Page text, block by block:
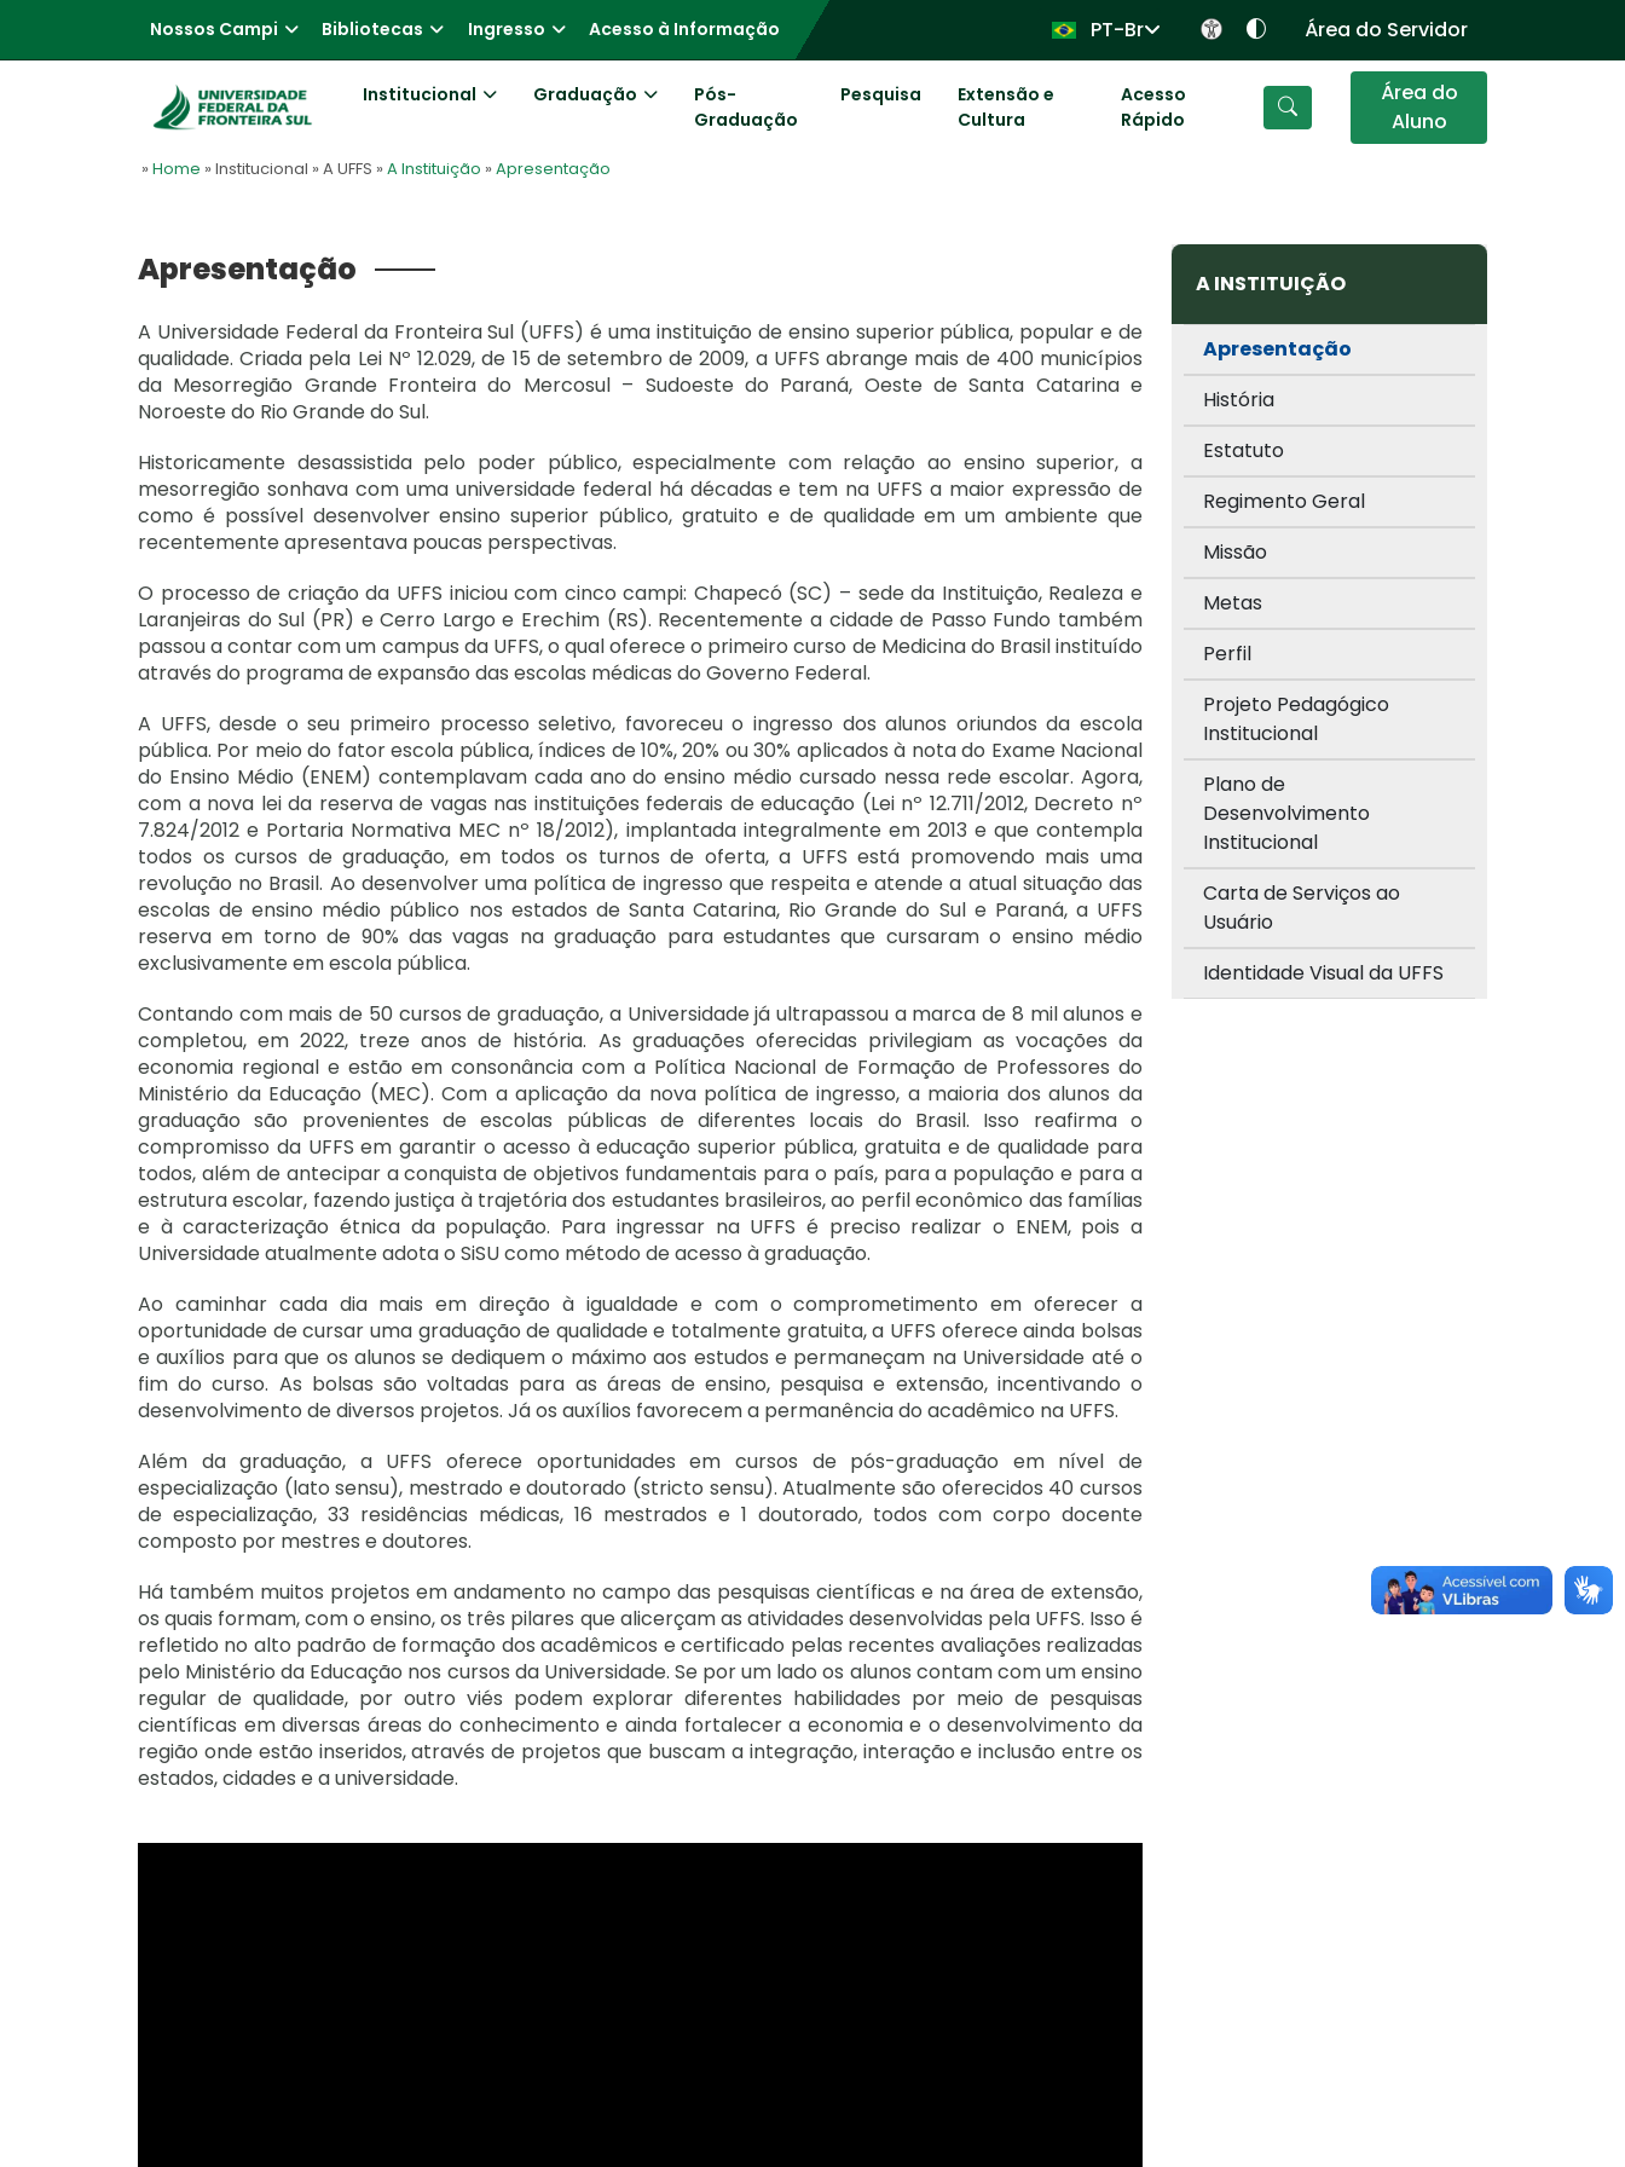
Nossos Campi Bibliotecas Ingresso Acesso à Informação PT-Br Área do Servidor
Institucional Graduação
Pós-
Graduação
Pesquisa
Extensão e
Cultura
Acesso
Rápido
Área do
Aluno
» Home » Institucional » A UFFS » A Instituição » Apresentação
Apresentação
A Universidade Federal da Fronteira Sul (UFFS) é uma instituição de ensino superior pública, popular e de
qualidade. Criada pela Lei Nº 12.029, de 15 de setembro de 2009, a UFFS abrange mais de 400 municípios
da Mesorregião Grande Fronteira do Mercosul – Sudoeste do Paraná, Oeste de Santa Catarina e
Noroeste do Rio Grande do Sul.
Historicamente desassistida pelo poder público, especialmente com relação ao ensino superior, a
mesorregião sonhava com uma universidade federal há décadas e tem na UFFS a maior expressão de
como é possível desenvolver ensino superior público, gratuito e de qualidade em um ambiente que
recentemente apresentava poucas perspectivas.
O processo de criação da UFFS iniciou com cinco campi: Chapecó (SC) – sede da Instituição, Realeza e
Laranjeiras do Sul (PR) e Cerro Largo e Erechim (RS). Recentemente a cidade de Passo Fundo também
passou a contar com um campus da UFFS, o qual oferece o primeiro curso de Medicina do Brasil instituído
através do programa de expansão das escolas médicas do Governo Federal.
A UFFS, desde o seu primeiro processo seletivo, favoreceu o ingresso dos alunos oriundos da escola
pública. Por meio do fator escola pública, índices de 10%, 20% ou 30% aplicados à nota do Exame Nacional
do Ensino Médio (ENEM) contemplavam cada ano do ensino médio cursado nessa rede escolar. Agora,
com a nova lei da reserva de vagas nas instituições federais de educação (Lei nº 12.711/2012, Decreto nº
7.824/2012 e Portaria Normativa MEC nº 18/2012), implantada integralmente em 2013 e que contempla
todos os cursos de graduação, em todos os turnos de oferta, a UFFS está promovendo mais uma
revolução no Brasil. Ao desenvolver uma política de ingresso que respeita e atende a atual situação das
escolas de ensino médio público nos estados de Santa Catarina, Rio Grande do Sul e Paraná, a UFFS
reserva em torno de 90% das vagas na graduação para estudantes que cursaram o ensino médio
exclusivamente em escola pública.
Contando com mais de 50 cursos de graduação, a Universidade já ultrapassou a marca de 8 mil alunos e
completou, em 2022, treze anos de história. As graduações oferecidas privilegiam as vocações da
economia regional e estão em consonância com a Política Nacional de Formação de Professores do
Ministério da Educação (MEC). Com a aplicação da nova política de ingresso, a maioria dos alunos da
graduação são provenientes de escolas públicas de diferentes locais do Brasil. Isso reafirma o
compromisso da UFFS em garantir o acesso à educação superior pública, gratuita e de qualidade para
todos, além de antecipar a conquista de objetivos fundamentais para o país, para a população e para a
estrutura escolar, fazendo justiça à trajetória dos estudantes brasileiros, ao perfil econômico das famílias
e à caracterização étnica da população. Para ingressar na UFFS é preciso realizar o ENEM, pois a
Universidade atualmente adota o SiSU como método de acesso à graduação.
Ao caminhar cada dia mais em direção à igualdade e com o comprometimento em oferecer a
oportunidade de cursar uma graduação de qualidade e totalmente gratuita, a UFFS oferece ainda bolsas
e auxílios para que os alunos se dediquem o máximo aos estudos e permaneçam na Universidade até o
fim do curso. As bolsas são voltadas para as áreas de ensino, pesquisa e extensão, incentivando o
desenvolvimento de diversos projetos. Já os auxílios favorecem a permanência do acadêmico na UFFS.
Além da graduação, a UFFS oferece oportunidades em cursos de pós-graduação em nível de
especialização (lato sensu), mestrado e doutorado (stricto sensu). Atualmente são oferecidos 40 cursos
de especialização, 33 residências médicas, 16 mestrados e 1 doutorado, todos com corpo docente
composto por mestres e doutores.
Há também muitos projetos em andamento no campo das pesquisas científicas e na área de extensão,
os quais formam, com o ensino, os três pilares que alicerçam as atividades desenvolvidas pela UFFS. Isso é
refletido no alto padrão de formação dos acadêmicos e certificado pelas recentes avaliações realizadas
pelo Ministério da Educação nos cursos da Universidade. Se por um lado os alunos contam com um ensino
regular de qualidade, por outro viés podem explorar diferentes habilidades por meio de pesquisas
científicas em diversas áreas do conhecimento e ainda fortalecer a economia e o desenvolvimento da
região onde estão inseridos, através de projetos que buscam a integração, interação e inclusão entre os
estados, cidades e a universidade.
A INSTITUIÇÃO
Apresentação
História
Estatuto
Regimento Geral
Missão
Metas
Perfil
Projeto Pedagógico
Institucional
Plano de
Desenvolvimento
Institucional
Carta de Serviços ao
Usuário
Identidade Visual da UFFS